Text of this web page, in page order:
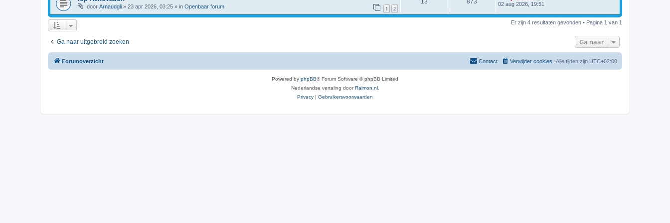
door Arnaudgli » 23 apr 2026, 03:25 » in Openbaar forum 1 2
13 873
02 aug 2026, 19:51
Er zijn 4 resultaten gevonden • Pagina 1 van 1
Ga naar uitgebreid zoeken Ga naar
Forumoverzicht Alle tijden zijn UTC+02:00
Verwijder cookies
Contact
Powered by phpBB® Forum Software © phpBB Limited
Nederlandse vertaling doorRaimon.nl.
Privacy | Gebruikersvoorwaarden